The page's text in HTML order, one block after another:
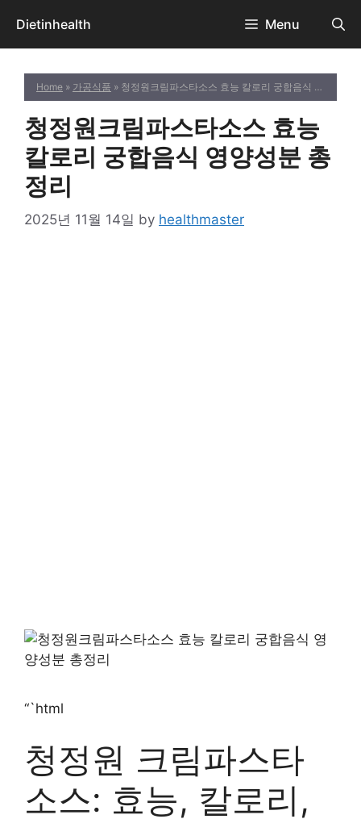
content
Dietinhealth Menu
Home » 가공식품 » 청정원크림파스타소스 효능 칼로리 궁합음식 영양성분 총정리
청정원크림파스타소스 효능
칼로리 궁합음식 영양성분 총
정리
2025년 11월 14일 by healthmaster
“`html
청정원 크림파스타
소스: 효능, 칼로리,